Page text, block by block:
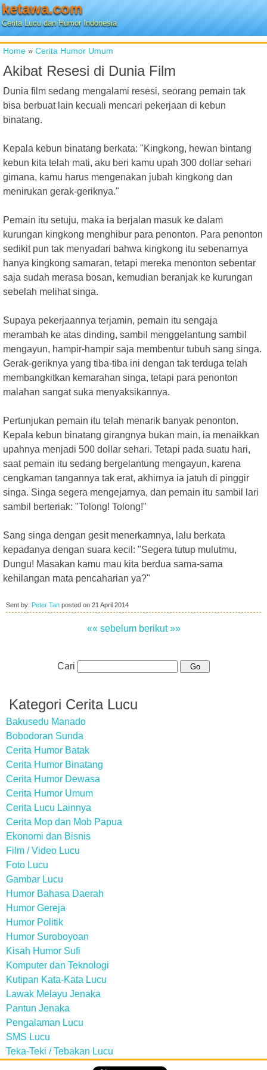
ketawa.com
Cerita Lucu dan Humor Indonesia
Home » Cerita Humor Umum
Akibat Resesi di Dunia Film
Dunia film sedang mengalami resesi, seorang pemain tak
bisa berbuat lain kecuali mencari pekerjaan di kebun
binatang.
Kepala kebun binatang berkata: "Kingkong, hewan bintang
kebun kita telah mati, aku beri kamu upah 300 dollar sehari
gimana, kamu harus mengenakan jubah kingkong dan
menirukan gerak-geriknya."
Pemain itu setuju, maka ia berjalan masuk ke dalam
kurungan kingkong menghibur para penonton. Para penonton
sedikit pun tak menyadari bahwa kingkong itu sebenarnya
hanya kingkong samaran, tetapi mereka menonton sebentar
saja sudah merasa bosan, kemudian beranjak ke kurungan
sebelah melihat singa.
Supaya pekerjaannya terjamin, pemain itu sengaja
merambah ke atas dinding, sambil menggelantung sambil
mengayun, hampir-hampir saja membentur tubuh sang singa.
Gerak-geriknya yang tiba-tiba ini dengan tak terduga telah
membangkitkan kemarahan singa, tetapi para penonton
malahan sangat suka menyaksikannya.
Pertunjukan pemain itu telah menarik banyak penonton.
Kepala kebun binatang girangnya bukan main, ia menaikkan
upahnya menjadi 500 dollar sehari. Tetapi pada suatu hari,
saat pemain itu sedang bergelantung mengayun, karena
cengkaman tangannya tak erat, akhirnya ia jatuh di pinggir
singa. Singa segera mengejarnya, dan pemain itu sambil lari
sambil berteriak: "Tolong! Tolong!"
Sang singa dengan gesit menerkamnya, lalu berkata
kepadanya dengan suara kecil: "Segera tutup mulutmu,
Dungu! Masakan kamu mau kita berdua sama-sama
kehilangan mata pencaharian ya?"
Sent by: Peter Tan posted on 21 April 2014
«« sebelum berikut »»
Cari
Kategori Cerita Lucu
Bakusedu Manado
Bobodoran Sunda
Cerita Humor Batak
Cerita Humor Binatang
Cerita Humor Dewasa
Cerita Humor Umum
Cerita Lucu Lainnya
Cerita Mop dan Mob Papua
Ekonomi dan Bisnis
Film / Video Lucu
Foto Lucu
Gambar Lucu
Humor Bahasa Daerah
Humor Gereja
Humor Politik
Humor Suroboyoan
Kisah Humor Sufi
Komputer dan Teknologi
Kutipan Kata-Kata Lucu
Lawak Melayu Jenaka
Pantun Jenaka
Pengalaman Lucu
SMS Lucu
Teka-Teki / Tebakan Lucu